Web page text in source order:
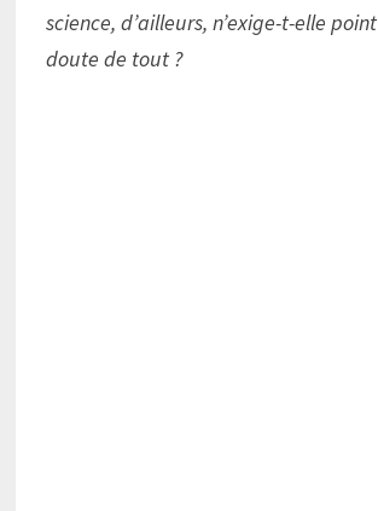
science, d’ailleurs, n’exige-t-elle
doute de tout ?